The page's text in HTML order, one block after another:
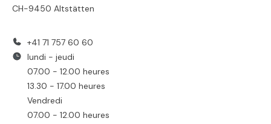
CH-9450 Altstätten
+41 71 757 60 60
lundi - jeudi
07.00 - 12.00 heures
13.30 - 17.00 heures
Vendredi
07.00 - 12.00 heures